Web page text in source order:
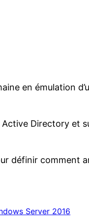
en émulation
Directory et
définir comment
Server 2016